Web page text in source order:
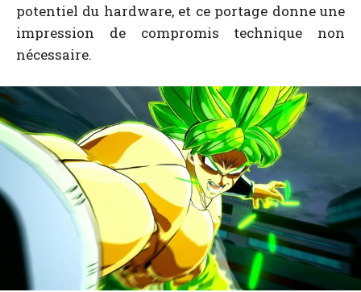
potentiel du hardware, et ce portage donne une
impression de compromis technique non
nécessaire.